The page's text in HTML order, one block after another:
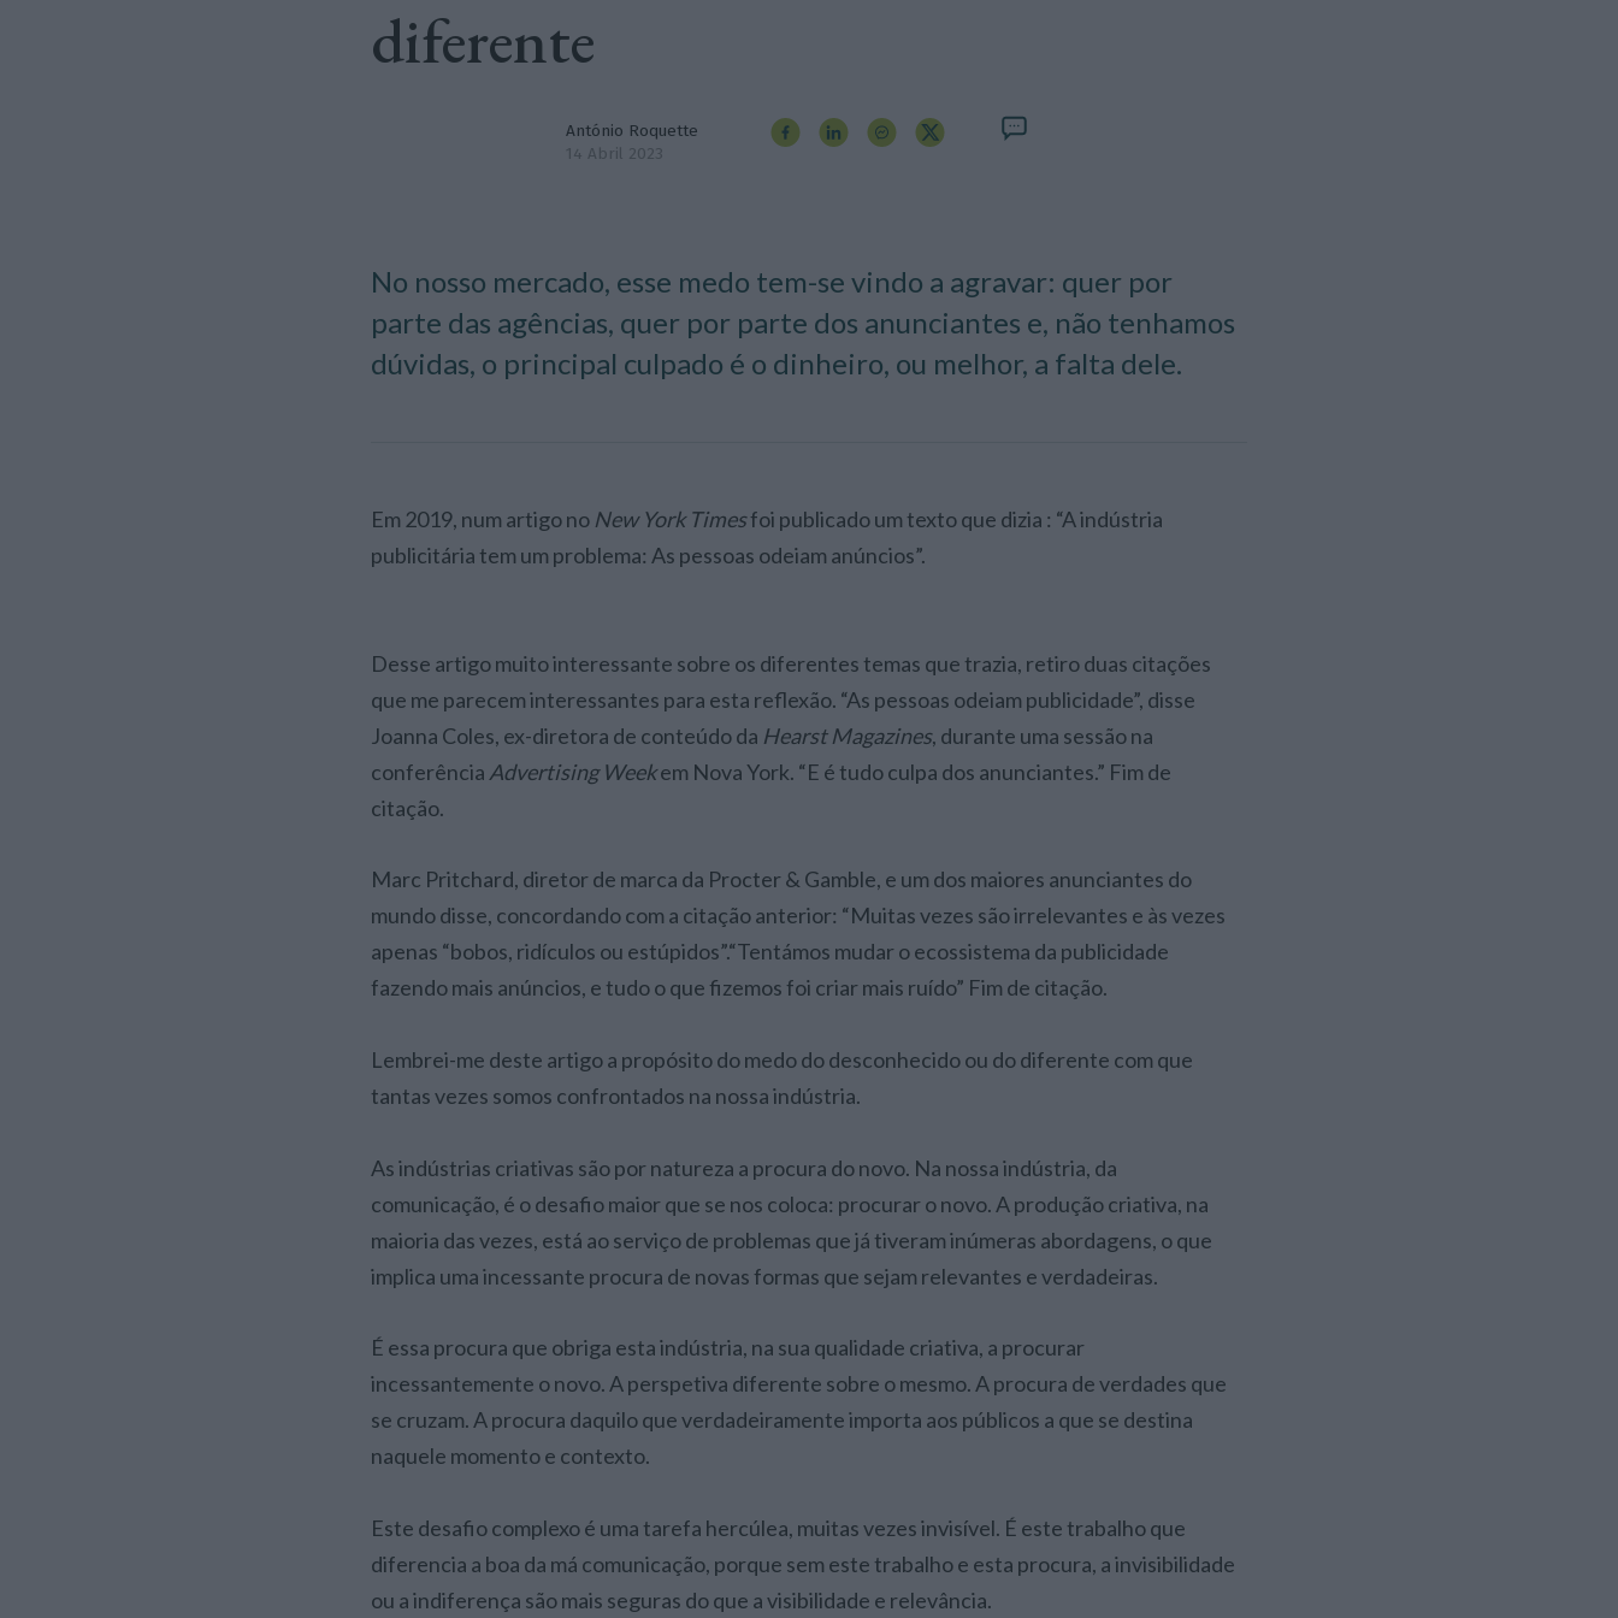
diferente
António Roquette
14 Abril 2023
No nosso mercado, esse medo tem-se vindo a agravar: quer por
parte das agências, quer por parte dos anunciantes e, não tenhamos
dúvidas, o principal culpado é o dinheiro, ou melhor, a falta dele.
Em 2019, num artigo no New York Timesfoi publicado um texto que dizia : “A indústria
publicitária tem um problema: As pessoas odeiam anúncios”.
Desse artigo muito interessante sobre os diferentes temas que trazia, retiro duas citações
que me parecem interessantes para esta reflexão. “As pessoas odeiam publicidade”, disse
Joanna Coles, ex-diretora de conteúdo da Hearst Magazines, durante uma sessão na
conferência Advertising Weekem Nova York. “E é tudo culpa dos anunciantes.” Fim de
citação.
Marc Pritchard, diretor de marca da Procter & Gamble, e um dos maiores anunciantes do
mundo disse, concordando com a citação anterior: “Muitas vezes são irrelevantes e às vezes
apenas “bobos, ridículos ou estúpidos”.“Tentámos mudar o ecossistema da publicidade
fazendo mais anúncios, e tudo o que fizemos foi criar mais ruído” Fim de citação.
Lembrei-me deste artigo a propósito do medo do desconhecido ou do diferente com que
tantas vezes somos confrontados na nossa indústria.
As indústrias criativas são por natureza a procura do novo. Na nossa indústria, da
comunicação, é o desafio maior que se nos coloca: procurar o novo. A produção criativa, na
maioria das vezes, está ao serviço de problemas que já tiveram inúmeras abordagens, o que
implica uma incessante procura de novas formas que sejam relevantes e verdadeiras.
É essa procura que obriga esta indústria, na sua qualidade criativa, a procurar
incessantemente o novo. A perspetiva diferente sobre o mesmo. A procura de verdades que
se cruzam. A procura daquilo que verdadeiramente importa aos públicos a que se destina
naquele momento e contexto.
Este desafio complexo é uma tarefa hercúlea, muitas vezes invisível. É este trabalho que
diferencia a boa da má comunicação, porque sem este trabalho e esta procura, a invisibilidade
ou a indiferença são mais seguras do que a visibilidade e relevância.